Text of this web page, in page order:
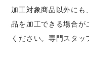
作業用ポロシャツ
加工対象商品以外にも
品を加工できる場合が
ください。専門スタッ